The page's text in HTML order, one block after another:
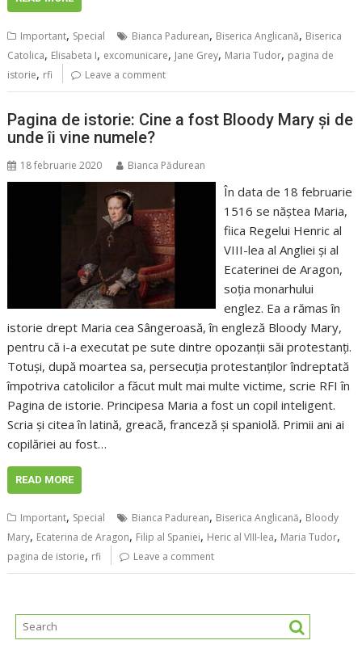
Important, Special Bianca Padurean, Biserica Anglicană, Biserica
Catolica, Elisabeta I, excomunicare, Jane Grey, Maria Tudor, pagina de
istorie, rfi Leave a comment
Pagina de istorie: Cine a fost Bloody Mary și de
unde îi vine numele?
18 februarie 2020 Bianca Pădurean
În data de 18 februarie
1516 se năștea Maria,
fiica Regelui Henric al
VIII-lea al Angliei și al
Ecaterinei de Aragon,
soția monarhului
englez. Ea a rămas în
istorie drept Maria cea Sângeroasă, în engleză Bloody Mary,
pentru că i-a executat pe sute dintre opozanții săi protestanți.
Totuși, după moartea sa, persecuția protestanților îndreptată
împotriva catolicilor a făcut mult mai multe victime, scrie RFI în
Pagina de istorie. Principesa Maria a fost un copil inteligent.
Scria și citea în latină, greacă, franceză și spaniolă. Primii ani ai
copilăriei au fost…
READ MORE
Important, Special Bianca Padurean, Biserica Anglicană, Bloody
Mary, Ecaterina de Aragon, Filip al Spaniei, Heric al VIII-lea, Maria Tudor,
pagina de istorie, rfi Leave a comment